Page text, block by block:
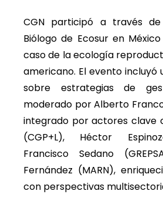
CGN participó a través de
Biólogo de Ecosur en
caso de la ecología
americano. El evento incluyó
sobre estrategias de
moderado por Alberto
integrado por actores clave
(CGP+L), Héctor
Francisco Sedano
Fernández (MARN),
con perspectivas